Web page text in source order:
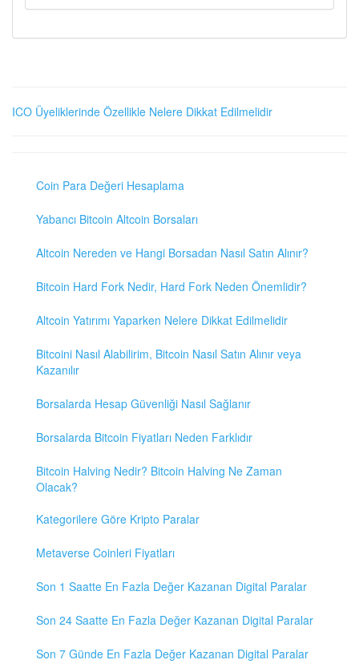
ICO Üyeliklerinde Özellikle Nelere Dikkat Edilmelidir
Coin Para Değeri Hesaplama
Yabancı Bitcoin Altcoin Borsaları
Altcoin Nereden ve Hangi Borsadan Nasıl Satın Alınır?
Bitcoin Hard Fork Nedir, Hard Fork Neden Önemlidir?
Altcoin Yatırımı Yaparken Nelere Dikkat Edilmelidir
Bitcoini Nasıl Alabilirim, Bitcoin Nasıl Satın Alınır veya
Kazanılır
Borsalarda Hesap Güvenliği Nasıl Sağlanır
Borsalarda Bitcoin Fiyatları Neden Farklıdır
Bitcoin Halving Nedir? Bitcoin Halving Ne Zaman
Olacak?
Kategorilere Göre Kripto Paralar
Metaverse Coinleri Fiyatları
Son 1 Saatte En Fazla Değer Kazanan Digital Paralar
Son 24 Saatte En Fazla Değer Kazanan Digital Paralar
Son 7 Günde En Fazla Değer Kazanan Digital Paralar